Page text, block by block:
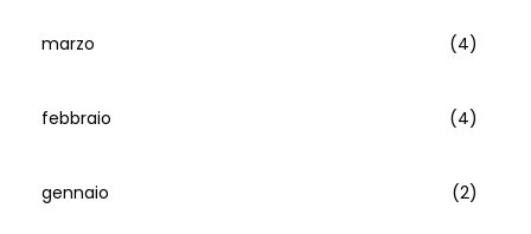
marzo (4)
febbraio (4)
gennaio (2)